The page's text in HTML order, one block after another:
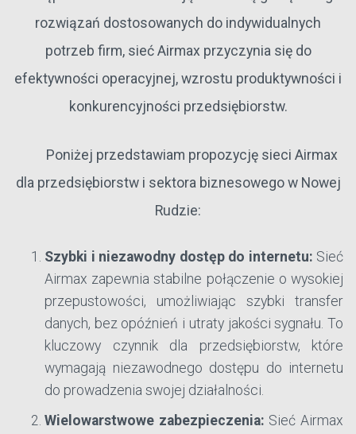
rozwiązań dostosowanych do indywidualnych
potrzeb firm, sieć Airmax przyczynia się do
efektywności operacyjnej, wzrostu produktywności i
konkurencyjności przedsiębiorstw.
Poniżej przedstawiam propozycję sieci Airmax
dla przedsiębiorstw i sektora biznesowego w Nowej
Rudzie:
Szybki i niezawodny dostęp do internetu: Sieć
Airmax zapewnia stabilne połączenie o wysokiej
przepustowości, umożliwiając szybki transfer
danych, bez opóźnień i utraty jakości sygnału. To
kluczowy czynnik dla przedsiębiorstw, które
wymagają niezawodnego dostępu do internetu
do prowadzenia swojej działalności.
Wielowarstwowe zabezpieczenia: Sieć Airmax